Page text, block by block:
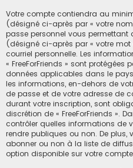
Votre compte contiendra au
(désigné ci-après par « votre
passe personnel vous
(désigné ci-après par « votre
courriel personnelle. Les
« FreeForFriends » sont protégées
données applicables dans le
les informations, en-dehors de
de passe et de votre adresse de
durant votre inscription, sont
discrétion de « FreeForFriends ».
contrôler quelles informations de
rendre publiques ou non. De plus,
abonner ou non à la liste de
option disponible sur votre